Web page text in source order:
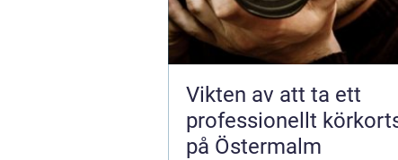
Vikten av att ta ett
professionellt
på Östermalm